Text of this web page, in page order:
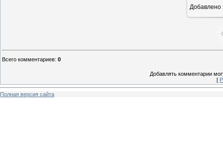
Добавлено
Всего комментариев: 0
Добавлять комментарии
[
Полная версия сайта